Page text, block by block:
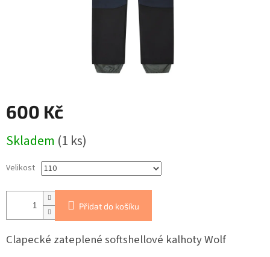
600 Kč
cena:
Skladem (1 ks)
Velikost
Přidat do košíku
Clapecké zateplené softshellové kalhoty Wolf